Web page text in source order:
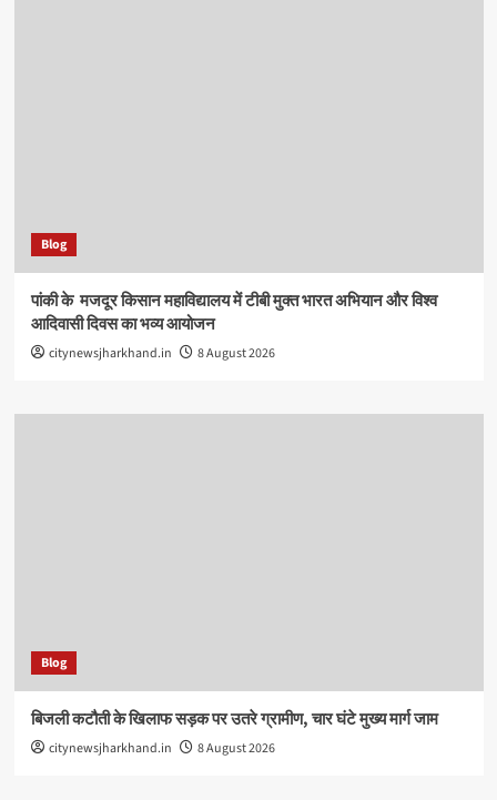
Blog
पांकी के ​ मजदूर किसान महाविद्यालय में टीबी मुक्त भारत अभियान और विश्व
आदिवासी दिवस का भव्य आयोजन
citynewsjharkhand.in 8 August 2026
Blog
बिजली कटौती के खिलाफ सड़क पर उतरे ग्रामीण, चार घंटे मुख्य मार्ग जाम
citynewsjharkhand.in 8 August 2026